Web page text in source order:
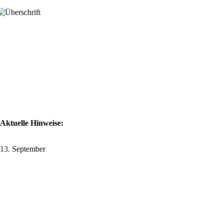
Aktuelle Hinweise:
13. September